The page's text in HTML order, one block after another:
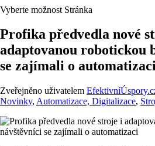
Vyberte možnost Stránka
Profika předvedla nové
adaptovanou robotickou
se zajímali o
Zveřejněno uživatelem
Novinky, Automatizace, Digitalizace,